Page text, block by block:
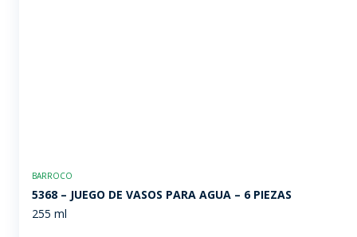
BARROCO
5368 – JUEGO DE VASOS PARA AGUA – 6 PIEZAS
255 ml